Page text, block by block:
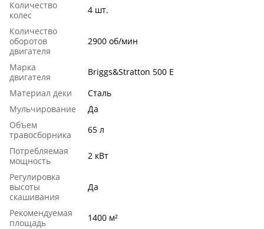
Количество
колес
4 шт.
Количество
оборотов
двигателя
2900 об/мин
Марка
двигателя
Briggs&Stratton 500 E
Материал деки
Сталь
Мульчирование
Да
Объем
травосборника
65 л
Потребляемая
мощность
2 кВт
Регулировка
высоты
скашивания
Да
Рекомендуемая
площадь
1400 м²